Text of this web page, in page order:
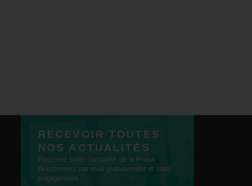
RECEVOIR TOUTES
NOS ACTUALITÉS
Recevez toute l'actualité de la Fnaut
directement par mail gratuitement et sans
engagement